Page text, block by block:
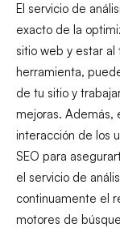
El servicio de
exacto de la
sitio web y estar al
herramienta,
de tu sitio y
mejoras. Además,
interacción de los
SEO para
el servicio de
continuamente el
motores de